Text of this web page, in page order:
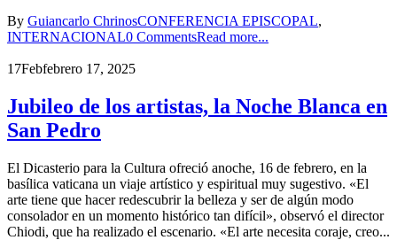
By Guiancarlo ChrinosCONFERENCIA EPISCOPAL,
INTERNACIONAL0 CommentsRead more...
17Febfebrero 17, 2025
Jubileo de los artistas, la Noche Blanca en
San Pedro
El Dicasterio para la Cultura ofreció anoche, 16 de febrero, en la
basílica vaticana un viaje artístico y espiritual muy sugestivo. «El
arte tiene que hacer redescubrir la belleza y ser de algún modo
consolador en un momento histórico tan difícil», observó el director
Chiodi, que ha realizado el escenario. «El arte necesita coraje, creo...